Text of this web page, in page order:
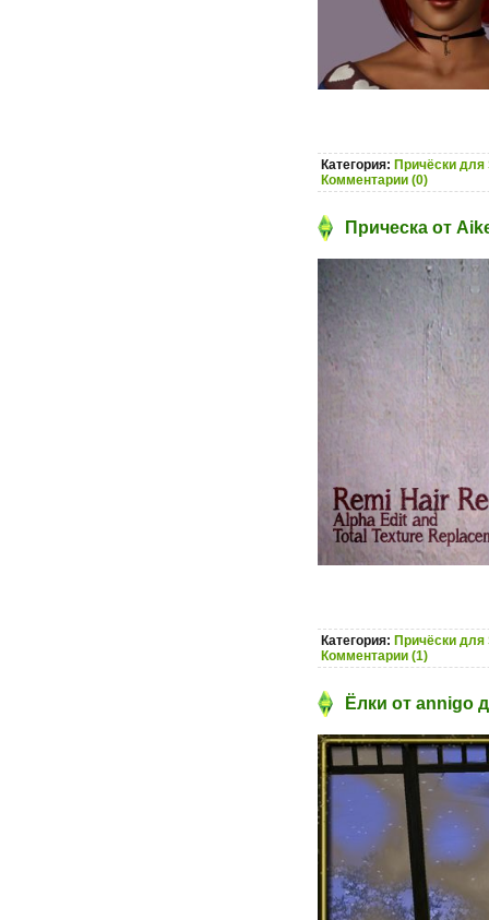
Категория: Причёски для
Комментарии (0)
Прическа от
Категория: Причёски для
Комментарии (1)
Ёлки от annigo